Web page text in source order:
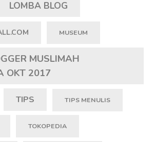
LOMBA BLOG
MUSEUM
MUSLIMAH
OKT 2017
TIPS TIPS MENULIS
TOKOPEDIA